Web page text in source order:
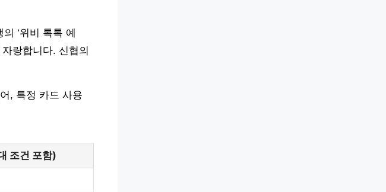
‘위비 톡톡 예
랑합니다. 신협의
, 특정 카드 사용
조건 포함)